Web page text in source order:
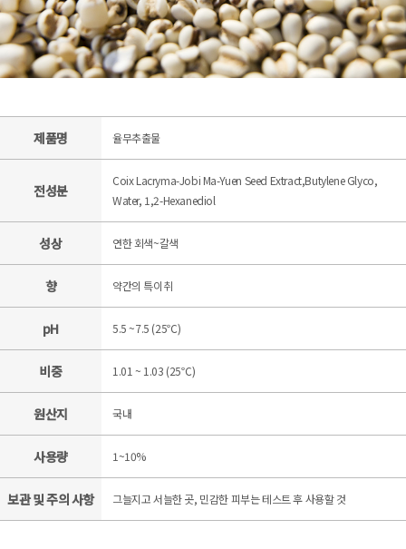
제품명 율무추출물
전성분
Coix Lacryma-Jobi Ma-Yuen Seed Extract,Butylene Glyco,
Water, 1,2-Hexanediol
성상 연한 회색~갈색
향 약간의 특이취
pH 5.5 ~7.5 (25℃)
비중 1.01 ~ 1.03 (25℃)
원산지 국내
사용량 1~10%
보관 및 주의 사항 그늘지고 서늘한 곳, 민감한 피부는 테스트 후 사용할 것